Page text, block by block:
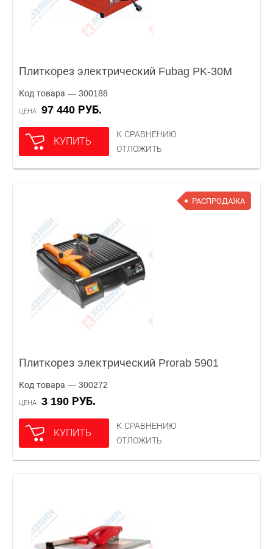
Плиткорез электрический Fubag PK-30M
Код товара — 300188
ЦЕНА 97 440 РУБ.
КУПИТЬ
К СРАВНЕНИЮ
ОТЛОЖИТЬ
РАСПРОДАЖА
Плиткорез электрический Prorab 5901
Код товара — 300272
ЦЕНА 3 190 РУБ.
КУПИТЬ
К СРАВНЕНИЮ
ОТЛОЖИТЬ